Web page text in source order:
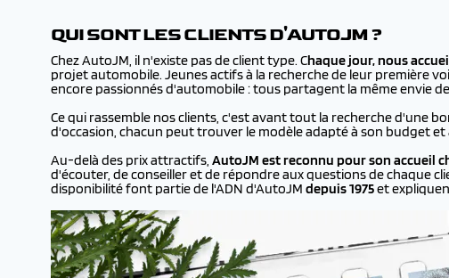
QUI SONT LES CLIENTS D'AUTOJM ?
Chez AutoJM, il n'existe pas de client type. Chaque jour, nous
projet automobile. Jeunes actifs à la recherche de leur première
encore passionnés d'automobile : tous partagent la même envie
Ce qui rassemble nos clients, c'est avant tout la recherche d'une
d'occasion, chacun peut trouver le modèle adapté à son budget et
Au-delà des prix attractifs, AutoJM est reconnu pour son accueil
d'écouter, de conseiller et de répondre aux questions de chaque
disponibilité font partie de l'ADN d'AutoJM depuis 1975et